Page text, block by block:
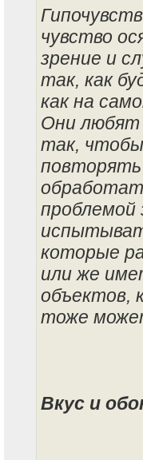
чувство
зрение и
так, как
как на
Они любят
так,
повторять
проблемой
которые
или же
объектов,
тоже
Вкус и